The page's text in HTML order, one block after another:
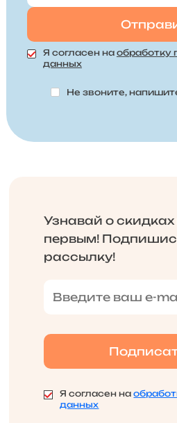
Я согласен на обработку
данных
Не звоните,
Узнавай о
первым!
рассылку!
Я согласен на
данных